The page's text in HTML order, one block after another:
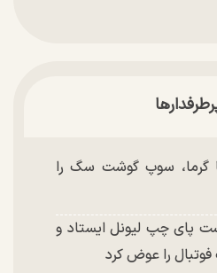
گرما، سوپ گوشت سگ را
پای چپ لیونل ایستاد و
را عوض کرد